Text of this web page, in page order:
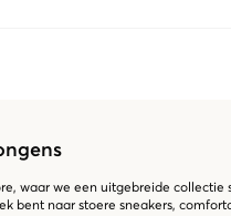
waar we een uitgebreide collectie
bent naar stoere sneakers,